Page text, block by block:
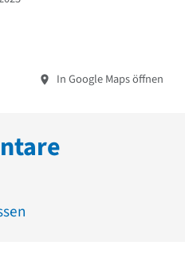
In Google Maps öffnen